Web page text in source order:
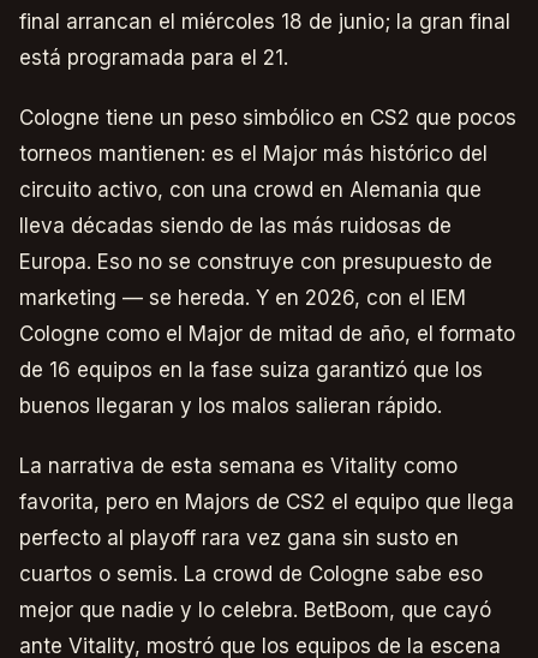
final arrancan el miércoles 18 de junio; la gran final
está programada para el 21.
Cologne tiene un peso simbólico en CS2 que pocos
torneos mantienen: es el Major más histórico del
circuito activo, con una crowd en Alemania que
lleva décadas siendo de las más ruidosas de
Europa. Eso no se construye con presupuesto de
marketing — se hereda. Y en 2026, con el IEM
Cologne como el Major de mitad de año, el formato
de 16 equipos en la fase suiza garantizó que los
buenos llegaran y los malos salieran rápido.
La narrativa de esta semana es Vitality como
favorita, pero en Majors de CS2 el equipo que llega
perfecto al playoff rara vez gana sin susto en
cuartos o semis. La crowd de Cologne sabe eso
mejor que nadie y lo celebra. BetBoom, que cayó
ante Vitality, mostró que los equipos de la escena